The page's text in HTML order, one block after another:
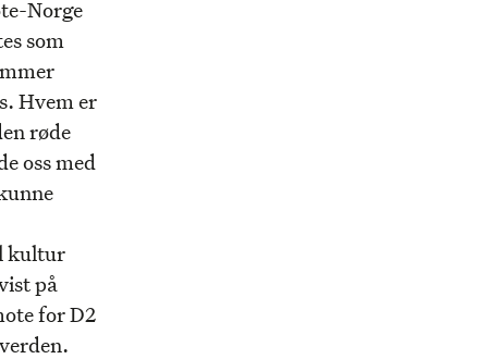
Norge
som
Hvem er
røde
oss med
kultur
på
for D2